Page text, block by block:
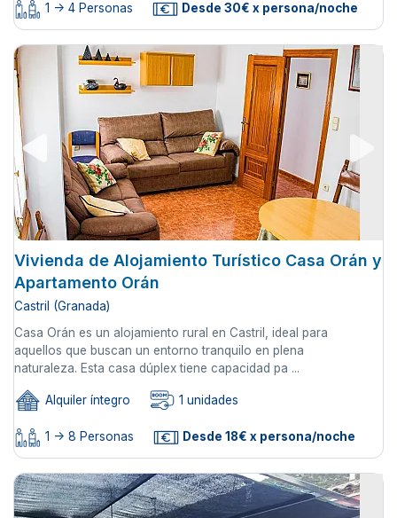
1 -> 4 Personas Desde 30€ x persona/noche
Vivienda de Alojamiento Turístico Casa Orán y
Apartamento Orán
Castril (Granada)
Casa Orán es un alojamiento rural en Castril, ideal para
aquellos que buscan un entorno tranquilo en plena
naturaleza. Esta casa dúplex tiene capacidad pa ...
Alquiler íntegro 1 unidades
1 -> 8 Personas Desde 18€ x persona/noche